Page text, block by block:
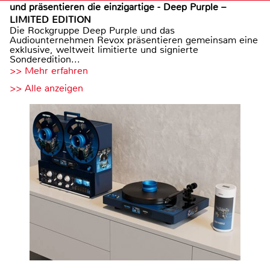
und präsentieren die einzigartige - Deep Purple –
LIMITED EDITION
Die Rockgruppe Deep Purple und das
Audiounternehmen Revox präsentieren gemeinsam eine
exklusive, weltweit limitierte und signierte
Sonderedition...
>> Mehr erfahren
>> Alle anzeigen